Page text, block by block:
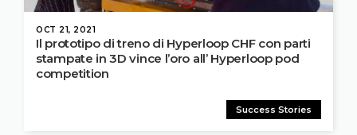
OCT 21, 2021
Success Stories
Il prototipo di treno di Hyperloop CHF con parti
stampate in 3D vince l’oro all’ Hyperloop pod
competition